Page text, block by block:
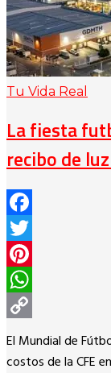
Tu Vida Real
La fiesta
recibo de
Facebook
Twitter
Pinterest
WhatsApp
Copy
Link
El Mundial de
costos de la CFE